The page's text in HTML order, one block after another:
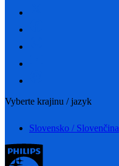
Vyberte krajinu / jazyk
Slovensko / Slovenčina